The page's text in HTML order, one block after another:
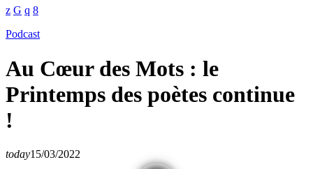
Podcast
Au Cœur des Mots : le
Printemps des poètes continue
!
today15/03/2022